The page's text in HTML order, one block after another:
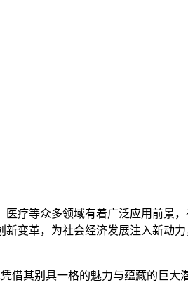
疗等众多领域有着广泛应用前景
变革，为社会经济发展注入新动
借其别具一格的魅力与蕴藏的巨大